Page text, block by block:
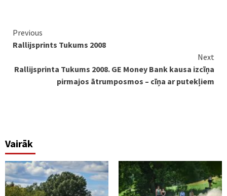
Continue
Reading
Previous
Rallijsprints Tukums 2008
Next
Rallijsprinta Tukums 2008. GE Money Bank kausa izcīņa
pirmajos ātrumposmos – cīņa ar putekļiem
Vairāk